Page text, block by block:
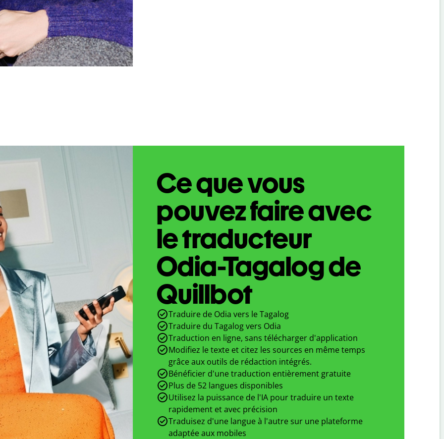
Ce que vous
pouvez faire avec
le traducteur
Odia-Tagalog de
Quillbot
Traduire de Odia vers le Tagalog
Traduire du Tagalog vers Odia
Traduction en ligne, sans télécharger d'application
Modifiez le texte et citez les sources en même temps
grâce aux outils de rédaction intégrés.
Bénéficier d'une traduction entièrement gratuite
Plus de 52 langues disponibles
Utilisez la puissance de l'IA pour traduire un texte
rapidement et avec précision
Traduisez d'une langue à l'autre sur une plateforme
adaptée aux mobiles